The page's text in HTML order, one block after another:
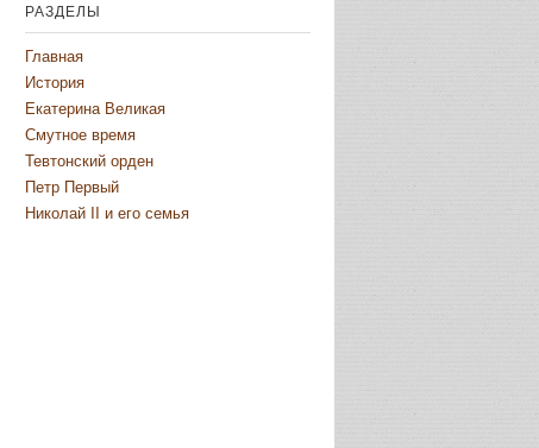
РАЗДЕЛЫ
Главная
История
Екатерина Великая
Смутное время
Тевтонский орден
Петр Первый
Николай II и его семья